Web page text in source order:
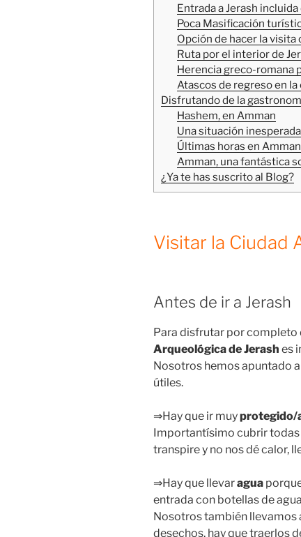
Entrada a Jerash incluida
Poca Masificación
Opción de hacer la visita
Ruta por el interior de
Herencia greco-romana
Atascos de regreso en
Disfrutando de la
Hashem, en Amman
Una situación inesperada
Últimas horas en Amman
Amman, una fantástica
¿Ya te has suscrito al Blog?
Visitar la Ciudad
Antes de ir a Jerash
Para disfrutar por completo
Arqueológica de Jerash es
Nosotros hemos apuntado
útiles.
⇒Hay que ir muyprotegido/
Importantísimo cubrir todas
transpire y no nos dé calor,
⇒Hay que llevaragua
entrada con botellas de
Nosotros también llevamos
desechos, hay que traerlos